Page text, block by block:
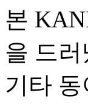
본
을 드
기타